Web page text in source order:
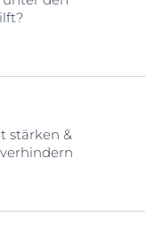
stärken &